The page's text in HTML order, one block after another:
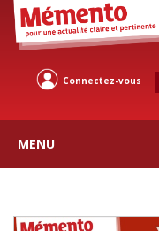
Connectez-vous
MENU